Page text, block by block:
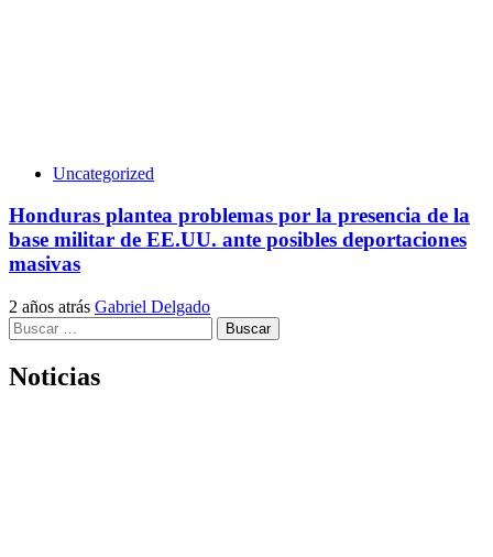
Uncategorized
Honduras plantea problemas por la presencia de la
base militar de EE.UU. ante posibles deportaciones
masivas
2 años atrás Gabriel Delgado
Buscar:
Noticias